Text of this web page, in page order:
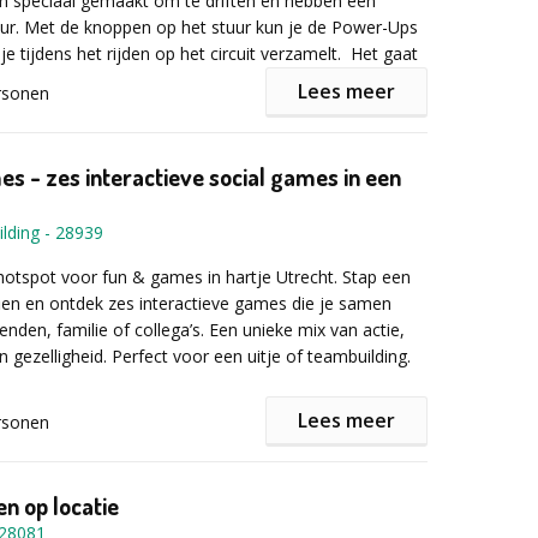
in!
(excl BTW en verplaatsing)
€40 p.p
Met de knoppen op het stuur kun je de Power-Ups
tijdens het rijden op het circuit verzamelt. Het gaat
de snelheid, maar om het behalen van de meeste
je in de elektrische kart stapt, voel je je net alsof je
de leeftijd.
voor meer informatie.
het activiteitencentrum in het hartje van Utrecht.
met het openbaar vervoer, op 10 minuten lopen
en met gratis parkeerplaatsen.
bieden we ook diverse arrangementen voor
diner aan. Je bedrijfsuitje wordt hier dus van A tot Z
informatie of een vrijblijvende offerte het
Lees meer
- zes interactieve social games in een
- 28939
voor fun & games in hartje Utrecht. Stap een
en ontdek zes interactieve games die je samen
familie of collega’s. Een unieke mix van actie,
gezelligheid. Perfect voor een uitje of teambuilding.
speel je verschillende Social Games, zoals
bestaat uit korte minigames van 5-10 minuten, vol
Lees meer
op locatie
28081